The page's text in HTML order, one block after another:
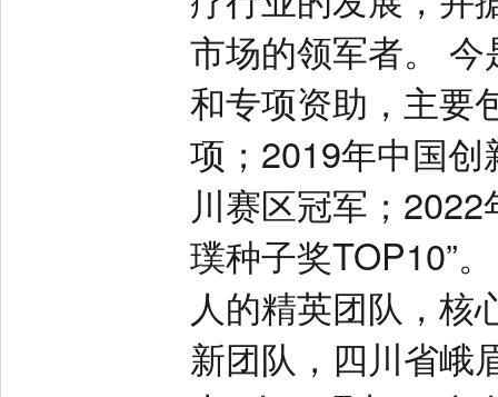
市场的领军者。
和专项资助，主要
项；2019年中国
川赛区冠军；
璞种子奖TOP10”
人的精英团队，核
新团队，四川省峨